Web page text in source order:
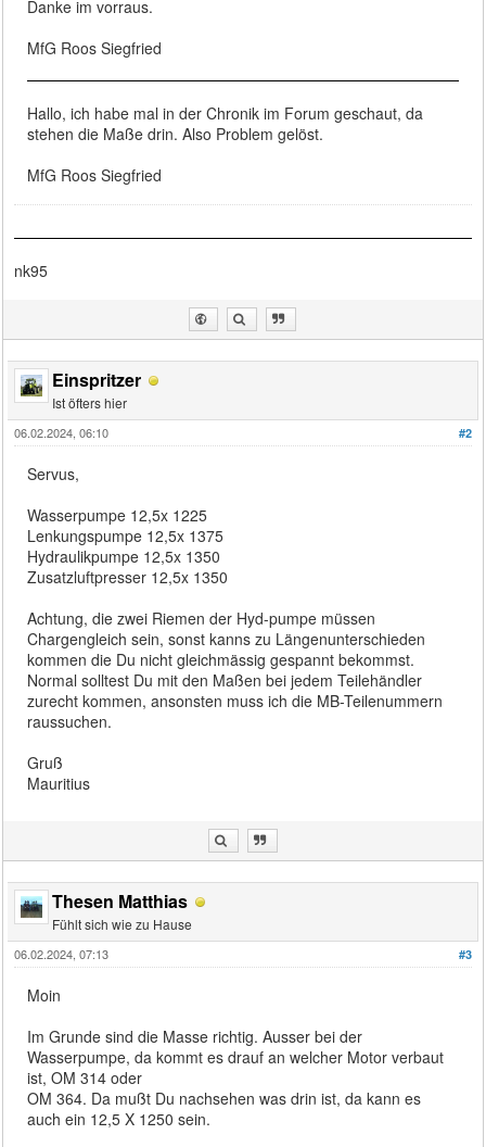
Danke im vorraus.
MfG Roos Siegfried
Hallo, ich habe mal in der Chronik im Forum geschaut, da
stehen die Maße drin. Also Problem gelöst.
MfG Roos Siegfried
nk95
Einspritzer
Ist öfters hier
#2
06.02.2024, 06:10
Servus,
Wasserpumpe 12,5x 1225
Lenkungspumpe 12,5x 1375
Hydraulikpumpe 12,5x 1350
Zusatzluftpresser 12,5x 1350
Achtung, die zwei Riemen der Hyd-pumpe müssen
Chargengleich sein, sonst kanns zu Längenunterschieden
kommen die Du nicht gleichmässig gespannt bekommst.
Normal solltest Du mit den Maßen bei jedem Teilehändler
zurecht kommen, ansonsten muss ich die MB-Teilenummern
raussuchen.
Gruß
Mauritius
Thesen Matthias
Fühlt sich wie zu Hause
#3
06.02.2024, 07:13
Moin
Im Grunde sind die Masse richtig. Ausser bei der
Wasserpumpe, da kommt es drauf an welcher Motor verbaut
ist, OM 314 oder
OM 364. Da mußt Du nachsehen was drin ist, da kann es
auch ein 12,5 X 1250 sein.